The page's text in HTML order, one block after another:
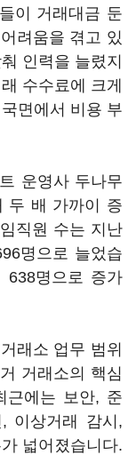
이 거래대금 둔
려움을 겪고 있
인력을 늘렸지
수수료에 크게
면에서 비용 부
운영사 두나무
두 배 가까이 증
직원 수는 지난
명으로 늘었습
638명으로 증가
래소 업무 범위
거래소의 핵심
근에는 보안, 준
이상거래 감시,
넓어졌습니다.